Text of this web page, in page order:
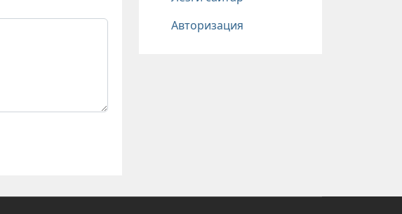
Авторизация